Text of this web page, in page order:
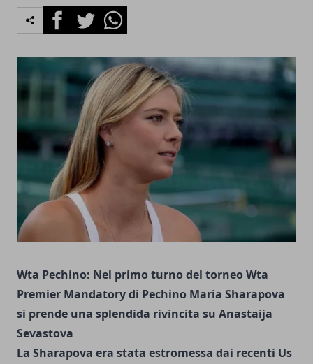
FacebookTwitterWhatsapp
Wta Pechino: Nel primo turno del torneo Wta
Premier Mandatory di Pechino Maria Sharapova
si prende una splendida rivincita su Anastaija
Sevastova
La Sharapova era stata estromessa dai recenti Us